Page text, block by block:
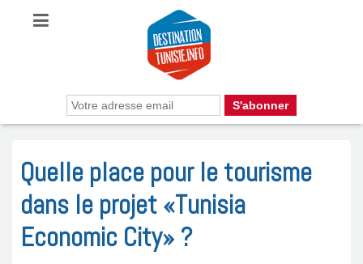
Quelle place pour le tourisme
dans le projet «Tunisia
Economic City» ?